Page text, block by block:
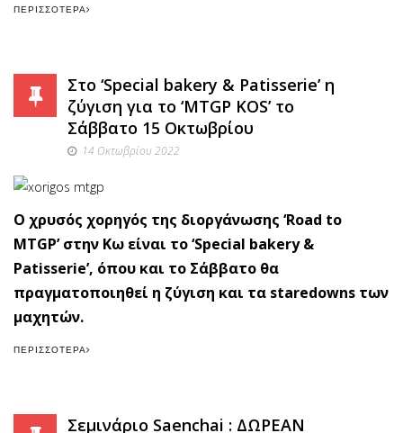
ΠΕΡΙΣΣΌΤΕΡΑ
Στο ‘Special bakery & Patisserie’ η
ζύγιση για το ‘MTGP KOS’ το
Σάββατο 15 Οκτωβρίου
14 Οκτωβρίου 2022
Ο χρυσός χορηγός της διοργάνωσης ‘Road to
MTGP’ στην Κω είναι το ‘Special bakery &
Patisserie’, όπου και το Σάββατο θα
πραγματοποιηθεί η ζύγιση και τα staredowns των
μαχητών.
ΠΕΡΙΣΣΌΤΕΡΑ
Σεμινάριο Saenchai : ΔΩΡΕΑΝ